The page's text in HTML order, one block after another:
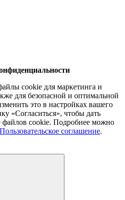
cookie для маркетинга и
для безопасной и оптимальной
это в настройках вашего
«Согласиться», чтобы дать
файлов cookie. Подробнее можно
Пользовательское соглашение.